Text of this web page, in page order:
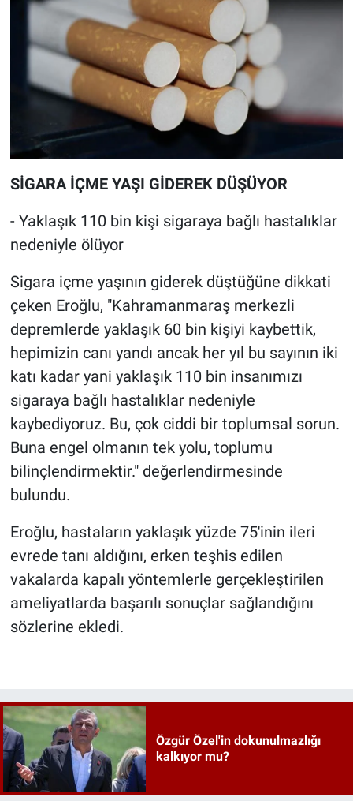
SİGARA İÇME YAŞI GİDEREK DÜŞÜYOR
- Yaklaşık 110 bin kişi sigaraya bağlı hastalıklar
nedeniyle ölüyor
Sigara içme yaşının giderek düştüğüne dikkati
çeken Eroğlu, "Kahramanmaraş merkezli
depremlerde yaklaşık 60 bin kişiyi kaybettik,
hepimizin canı yandı ancak her yıl bu sayının iki
katı kadar yani yaklaşık 110 bin insanımızı
sigaraya bağlı hastalıklar nedeniyle
kaybediyoruz. Bu, çok ciddi bir toplumsal sorun.
Buna engel olmanın tek yolu, toplumu
bilinçlendirmektir." değerlendirmesinde
bulundu.
Eroğlu, hastaların yaklaşık yüzde 75'inin ileri
evrede tanı aldığını, erken teşhis edilen
vakalarda kapalı yöntemlerle gerçekleştirilen
ameliyatlarda başarılı sonuçlar sağlandığını
sözlerine ekledi.
Özgür Özel'in dokunulmazlığı
kalkıyor mu?